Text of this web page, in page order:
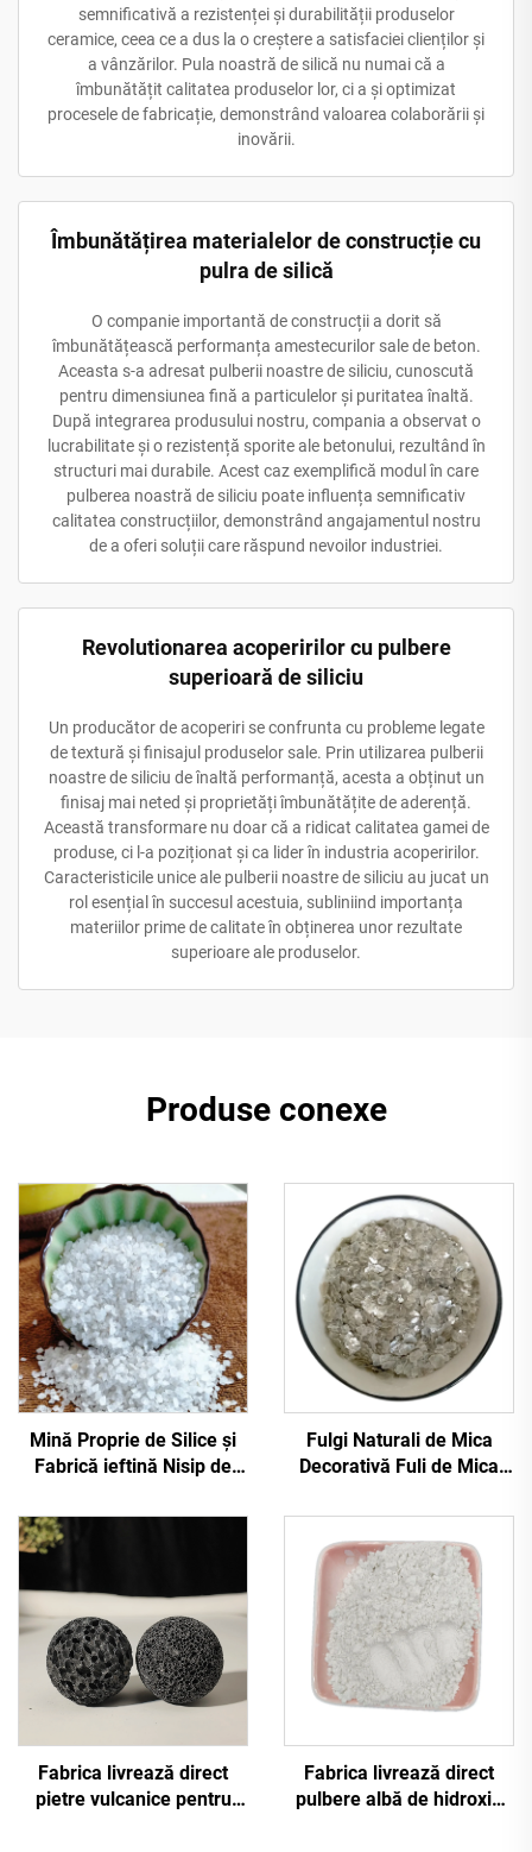
semnificativă a rezistenței și durabilității produselor
ceramice, ceea ce a dus la o creștere a satisfaciei clienților și
a vânzărilor. Pula noastră de silică nu numai că a
îmbunătățit calitatea produselor lor, ci a și optimizat
procesele de fabricație, demonstrând valoarea colaborării și
inovării.
Îmbunătățirea materialelor de construcție cu
pulra de silică
O companie importantă de construcții a dorit să
îmbunătățească performanța amestecurilor sale de beton.
Aceasta s-a adresat pulberii noastre de siliciu, cunoscută
pentru dimensiunea fină a particulelor și puritatea înaltă.
După integrarea produsului nostru, compania a observat o
lucrabilitate și o rezistență sporite ale betonului, rezultând în
structuri mai durabile. Acest caz exemplifică modul în care
pulberea noastră de siliciu poate influența semnificativ
calitatea construcțiilor, demonstrând angajamentul nostru
de a oferi soluții care răspund nevoilor industriei.
Revolutionarea acoperirilor cu pulbere
superioară de siliciu
Un producător de acoperiri se confrunta cu probleme legate
de textură și finisajul produselor sale. Prin utilizarea pulberii
noastre de siliciu de înaltă performanță, acesta a obținut un
finisaj mai neted și proprietăți îmbunătățite de aderență.
Această transformare nu doar că a ridicat calitatea gamei de
produse, ci l-a poziționat și ca lider în industria acoperirilor.
Caracteristicile unice ale pulberii noastre de siliciu au jucat un
rol esențial în succesul acestuia, subliniind importanța
materiilor prime de calitate în obținerea unor rezultate
superioare ale produselor.
Produse conexe
Mină Proprie de Silice și
Fabrică ieftină Nisip de
Apelor Nisip de Cuarc
Nisip de Silice cu Preț
Fulgi Naturali de Mica
Decorativă Fuli de Mica
Împodobirea podelelor,
Coatinguri, podea
Epoxidică
Fabrica livrează direct
pietre vulcanice pentru
Fabrica livrează direct
pulbere albă de hidroxid